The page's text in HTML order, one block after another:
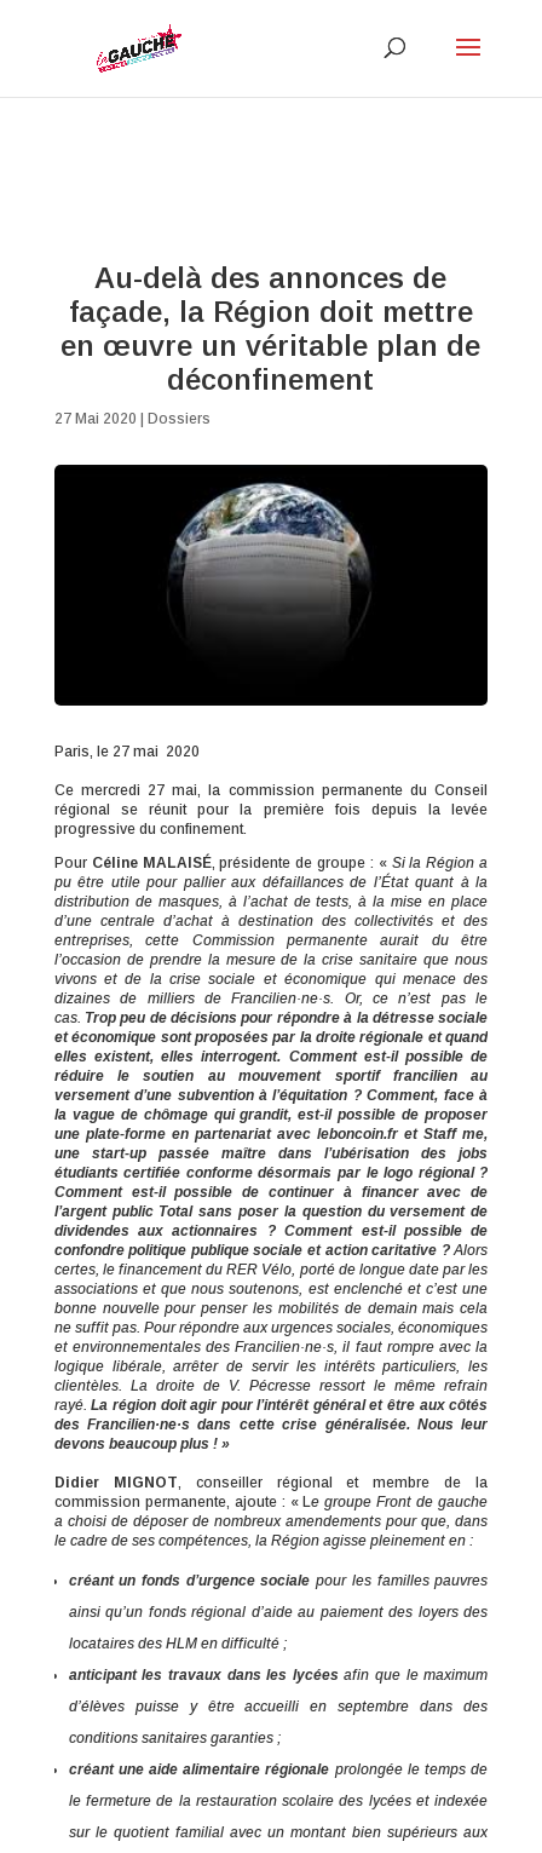
Au-delà des annonces de
façade, la Région doit mettre
en œuvre un véritable plan de
déconfinement
27 Mai 2020 Dossiers
Paris, le 27 mai 2020
Ce mercredi 27 mai, la commission permanente du Conseil
régional se réunit pour la première fois depuis la levée
progressive du confinement.
Pour Céline MALAISÉ, présidente de groupe : « Si la Région a
pu être utile pour pallier aux défaillances de l’État quant à la
distribution de masques, à l’achat de tests, à la mise en place
d’une centrale d’achat à destination des collectivités et des
entreprises, cette Commission permanente aurait du être
l’occasion de prendre la mesure de la crise sanitaire que nous
vivons et de la crise sociale et économique qui menace des
dizaines de milliers de Francilien·ne·s. Or, ce n’est pas le
cas. Trop peu de décisions pour répondre à la détresse sociale
et économique sont proposées par la droite régionale et quand
elles existent, elles interrogent. Comment est-il possible de
réduire le soutien au mouvement sportif francilien au
versement d’une subvention à l’équitation ? Comment, face à
la vague de chômage qui grandit, est-il possible de proposer
une plate-forme en partenariat avec leboncoin.fr et Staff me,
une start-up passée maître dans l’ubérisation des jobs
étudiants certifiée conforme désormais par le logo régional ?
Comment est-il possible de continuer à financer avec de
l’argent public Total sans poser la question du versement de
dividendes aux actionnaires ? Comment est-il possible de
confondre politique publique sociale et action caritative ? Alors
certes, le financement du RER Vélo, porté de longue date par les
associations et que nous soutenons, est enclenché et c’est une
bonne nouvelle pour penser les mobilités de demain mais cela
ne suffit pas. Pour répondre aux urgences sociales, économiques
et environnementales des Francilien·ne·s, il faut rompre avec la
logique libérale, arrêter de servir les intérêts particuliers, les
clientèles. La droite de V. Pécresse ressort le même refrain
rayé. La région doit agir pour l’intérêt général et être aux côtés
des Francilien·ne·s dans cette crise généralisée. Nous leur
devons beaucoup plus ! »
Didier MIGNOT, conseiller régional et membre de la
commission permanente, ajoute : « Le groupe Front de gauche
a choisi de déposer de nombreux amendements pour que, dans
le cadre de ses compétences, la Région agisse pleinement en :
créant un fonds d’urgence sociale pour les familles pauvres
ainsi qu’un fonds régional d’aide au paiement des loyers des
locataires des HLM en difficulté ;
anticipant les travaux dans les lycées afin que le maximum
d’élèves puisse y être accueilli en septembre dans des
conditions sanitaires garanties ;
créant une aide alimentaire régionale prolongée le temps de
le fermeture de la restauration scolaire des lycées et indexée
sur le quotient familial avec un montant bien supérieurs aux